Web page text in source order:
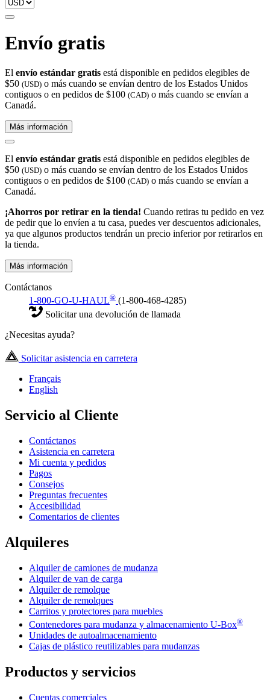
Envío gratis
El envío estándar gratis está disponible en pedidos elegibles de
$50 (USD) o más cuando se envían dentro de los Estados Unidos
contiguos o en pedidos de $100 (CAD) o más cuando se envían a
Canadá.
Más información
El envío estándar gratis está disponible en pedidos elegibles de
$50 (USD) o más cuando se envían dentro de los Estados Unidos
contiguos o en pedidos de $100 (CAD) o más cuando se envían a
Canadá.
¡Ahorros por retirar en la tienda! Cuando retiras tu pedido en vez
de pedir que lo envíen a tu casa, puedes ver descuentos adicionales,
ya que algunos productos tendrán un precio inferior por retirarlos en
la tienda.
Más información
Contáctanos
1-800-GO-U-HAUL® (1-800-468-4285)
Solicitar una devolución de llamada
¿Necesitas ayuda?
Solicitar asistencia en carretera
Français
English
Servicio al Cliente
Contáctanos
Asistencia en carretera
Mi cuenta y pedidos
Pagos
Consejos
Preguntas frecuentes
Accesibilidad
Comentarios de clientes
Alquileres
Alquiler de camiones de mudanza
Alquiler de van de carga
Alquiler de remolque
Alquiler de remolques
Carritos y protectores para muebles
Contenedores para mudanza y almacenamiento U-Box®
Unidades de autoalmacenamiento
Cajas de plástico reutilizables para mudanzas
Productos y servicios
Cuentas comerciales